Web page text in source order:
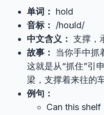
单词：
hold
音标：
/hoʊld/
中文含义： 支撑，
故事：
当你手中抓
这就是从“抓住”引
梁，支撑着来往的
例句：
Can this shelf